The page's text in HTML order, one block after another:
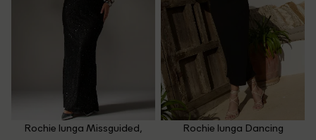
Rochie lunga Missguided,
Rochie lunga Dancing